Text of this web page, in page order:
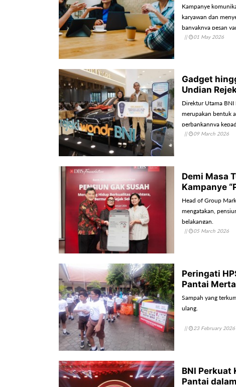
Kampanye
karyawan dan
banyaknya pesan
mendorong
|| 01 May 2026
Gadget
Undian
Direktur Utama BNI
merupakan bentuk
perbankannya
|| 09 March 2026
Demi Masa
Kampanye
Head of Group
mengatakan,
belakangan.
|| 05 March 2026
Peringati
Pantai
Sampah yang
ulang.
|| 23 February 2026
BNI Perkuat
Pantai